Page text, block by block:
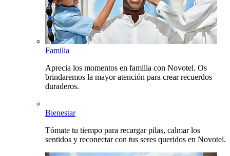
Familia
Aprecia los momentos en familia con Novotel. Os
brindaremos la mayor atención para crear recuerdos
duraderos.
Bienestar
Tómate tu tiempo para recargar pilas, calmar los
sentidos y reconectar con tus seres queridos en Novotel.